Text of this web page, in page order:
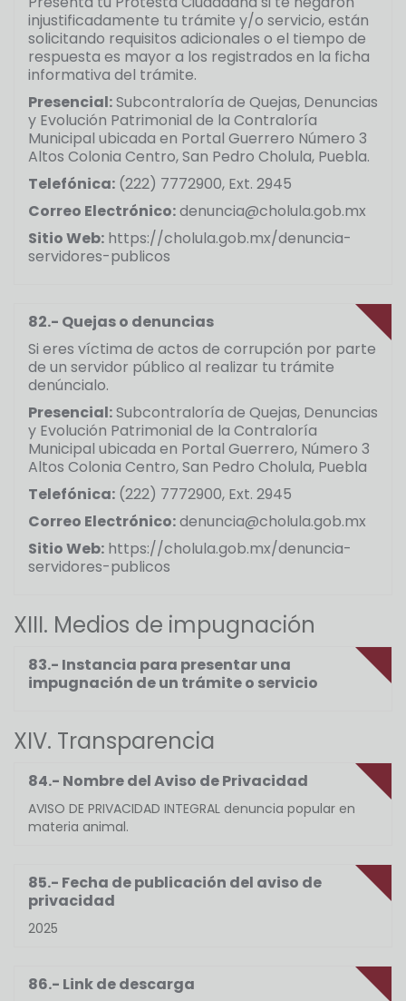
injustificadamente tu trámite y/o servicio, están
solicitando requisitos adicionales o el tiempo de
respuesta es mayor a los registrados en la ficha
informativa del trámite.
Presencial:Subcontraloría de Quejas, Denuncias
y Evolución Patrimonial de la Contraloría
Municipal ubicada en Portal Guerrero Número 3
Altos Colonia Centro, San Pedro Cholula, Puebla.
Telefónica: (222) 7772900, Ext. 2945
Correo Electrónico:denuncia@cholula.gob.mx
Sitio Web: https://cholula.gob.mx/denuncia-
servidores-publicos
82.- Quejas o denuncias
Si eres víctima de actos de corrupción por parte
de un servidor público al realizar tu trámite
denúncialo.
Presencial:Subcontraloría de Quejas, Denuncias
y Evolución Patrimonial de la Contraloría
Municipal ubicada en Portal Guerrero, Número 3
Altos Colonia Centro, San Pedro Cholula, Puebla
Telefónica: (222) 7772900, Ext. 2945
Correo Electrónico:denuncia@cholula.gob.mx
Sitio Web: https://cholula.gob.mx/denuncia-
servidores-publicos
XIII. Medios de impugnación
83.- Instancia para presentar una
impugnación de un trámite o servicio
XIV. Transparencia
84.- Nombre del Aviso de Privacidad
AVISO DE PRIVACIDAD INTEGRAL denuncia popular en
materia animal.
85.- Fecha de publicación del aviso de
privacidad
2025
86.- Link de descarga